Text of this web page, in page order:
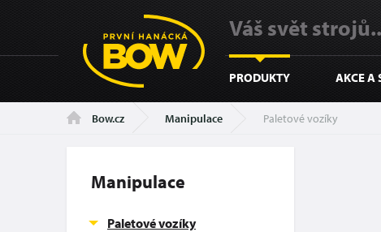
Váš svět
PRODUKTY AKCE A
Bow.cz Manipulace Paletové vozíky
Manipulace
Paletové vozíky